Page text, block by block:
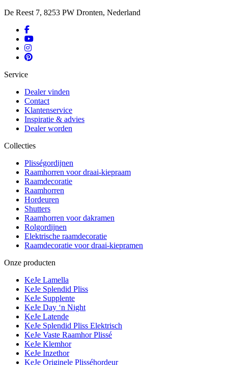
De Reest 7, 8253 PW Dronten, Nederland
Service
Dealer vinden
Contact
Klantenservice
Inspiratie & advies
Dealer worden
Collecties
Plisségordijnen
Raamhorren voor draai-kiepraam
Raamdecoratie
Raamhorren
Hordeuren
Shutters
Raamhorren voor dakramen
Rolgordijnen
Elektrische raamdecoratie
Raamdecoratie voor draai-kiepramen
Onze producten
KeJe Lamella
KeJe Splendid Pliss
KeJe Supplente
KeJe Day ‘n Night
KeJe Latende
KeJe Splendid Pliss Elektrisch
KeJe Vaste Raamhor Plissé
KeJe Klemhor
KeJe Inzethor
KeJe Originele Plisséhordeur